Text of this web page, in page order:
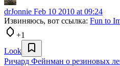
drJonnie Feb 10 2010 at 09:24
Извиняюсь, вот ссылка: Fun to
+1
Look
Ричард Фейнман о резиновых